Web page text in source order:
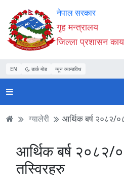
Accessibility
Mode
सुरु
गर्नुहोस्
सामाग्री
पढ्नुहाेस्
नेभिगेसन
पढ्नुहाेस्
वेबसाइट
खोजमा
जानुहोस्
नेपाल सरकार
गृह मन्त्रालय
जिल्ला प्रशासन
EN डार्क मोड न्यून व्यान्डविथ
ग्यालेरी आर्थिक बर्ष २०८२/
आर्थिक बर्ष २०८२/
तस्विरहरु